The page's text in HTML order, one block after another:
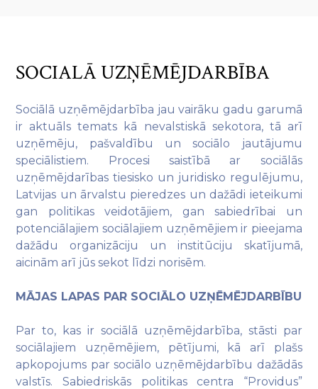
SOCIALĀ UZŅĒMĒJDARBĪBA
Sociālā uzņēmējdarbība jau vairāku gadu garumā
ir aktuāls temats kā nevalstiskā sekotora, tā arī
uzņēmēju, pašvaldību un sociālo jautājumu
speciālistiem. Procesi saistībā ar sociālās
uzņēmējdarības tiesisko un juridisko regulējumu,
Latvijas un ārvalstu pieredzes un dažādi ieteikumi
gan politikas veidotājiem, gan sabiedrībai un
potenciālajiem sociālajiem uzņēmējiem ir pieejama
dažādu organizāciju un institūciju skatījumā,
aicinām arī jūs sekot līdzi norisēm.
MĀJAS LAPAS PAR SOCIĀLO UZŅĒMĒJDARBĪBU
Par to, kas ir sociālā uzņēmējdarbība, stāsti par
sociālajiem uzņēmējiem, pētījumi, kā arī plašs
apkopojums par sociālo uzņēmējdarbību dažādās
valstīs. Sabiedriskās politikas centra “Providus”